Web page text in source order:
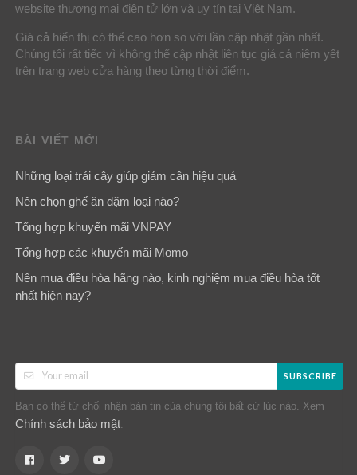
website thương mại điện tử lớn và uy tín tại Việt Nam.
Giá cả hiển thị có thể cao hơn so với lần cập nhật gần nhất.
Chúng tôi rất tiếc vì không thể cập nhật liên tục giá cả niêm yết
trên trang web cửa hàng theo từng thời điểm.
BÀI VIẾT MỚI
Những loại trái cây giúp giảm cân hiệu quả
Nên chọn ghế ăn dặm loại nào?
Tổng hợp khuyến mãi VNPAY
Tổng hợp các khuyến mãi Momo
Nên mua điều hòa hãng nào, kinh nghiệm mua điều hòa tốt
nhất hiện nay?
SUBSCRIBE
Bạn có thể từ chối nhận bản tin của chúng tôi bất cứ lúc nào. Xem
Chính sách bảo mật